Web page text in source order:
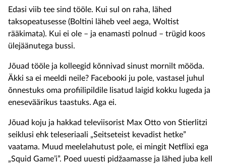
Edasi viib tee sind tööle. Kui sul on raha, lähed
taksopeatusesse (Boltini läheb veel aega, Woltist
rääkimata). Kui ei ole – ja enamasti polnud – trügid koos
ülejäänutega bussi.
Jõuad tööle ja kolleegid kõnnivad sinust mornilt mööda.
Äkki sa ei meeldi neile? Facebooki ju pole, vastasel juhul
õnnestuks oma profiilipildile lisatud laigid kokku lugeda ja
eneseväärikus taastuks. Aga ei.
Jõuad koju ja hakkad televiisorist Max Otto von Stierlitzi
seiklusi ehk teleseriaali „Seitseteist kevadist hetke”
vaatama. Muud meelelahutust pole, ei mingit Netflixi ega
„Squid Game’i”. Poed uuesti pidžaamasse ja lähed juba kell